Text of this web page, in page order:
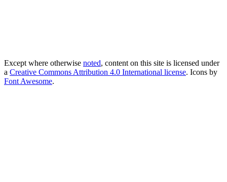
Except where otherwise noted, content on this site is licensed under
a Creative Commons Attribution 4.0 International license. Icons by
Font Awesome.